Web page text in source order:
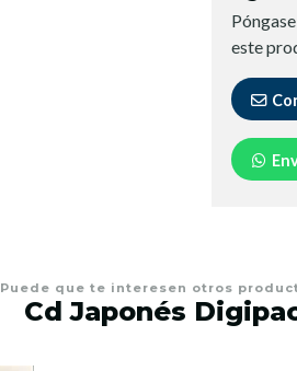
este
Puede que te interesen otros
Cd Japonés